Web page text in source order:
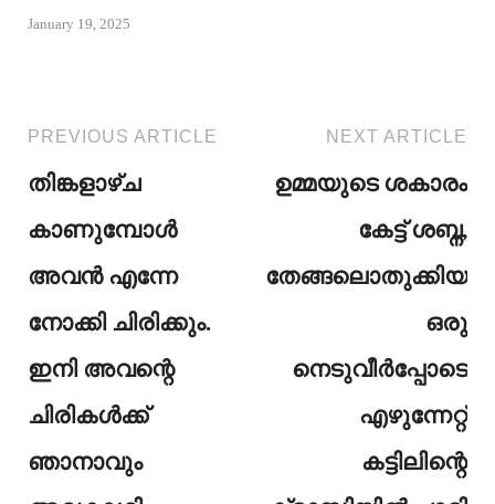
January 19, 2025
PREVIOUS ARTICLE
തിങ്കളാഴ്ച
കാണുമ്പോൾ
അവൻ എന്നേ
നോക്കി ചിരിക്കും.
ഇനി അവന്റെ
ചിരികൾക്ക്
ഞാനാവും
NEXT ARTICLE
ഉമ്മയുടെ ശകാരം
കേട്ട് ശബ്ന,
തേങ്ങലൊതുക്കിയ
ഒരു
നെടുവീർപ്പോടെ
എഴുന്നേറ്റ്
കട്ടിലിന്റെ